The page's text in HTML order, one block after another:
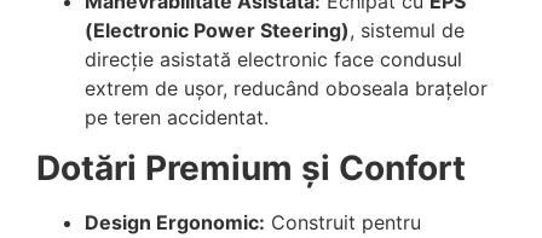
(Electronic Power Steering), sistemul de
direcție asistată electronic face condusul
extrem de ușor, reducând oboseala brațelor
pe teren accidentat.
Dotări Premium și Confort
Design Ergonomic: Construit pentru